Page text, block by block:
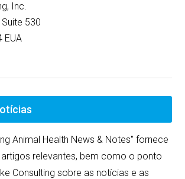
Inc.
530
EUA
Animal Health News & Notes" fornece
relevantes, bem como o ponto
Consulting sobre as notícias e as